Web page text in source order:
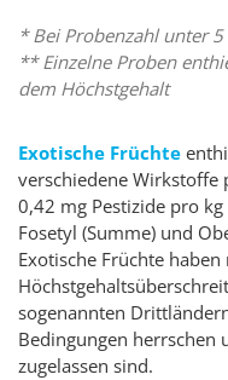
* Bei Probenzahl unter
** Einzelne Proben
dem Höchstgehalt
Exotische Früchte
verschiedene
0,42 mg Pestizide pro
Fosetyl (Summe) und
Exotische Früchte
sogenannten
Bedingungen herrschen
zugelassen sind.